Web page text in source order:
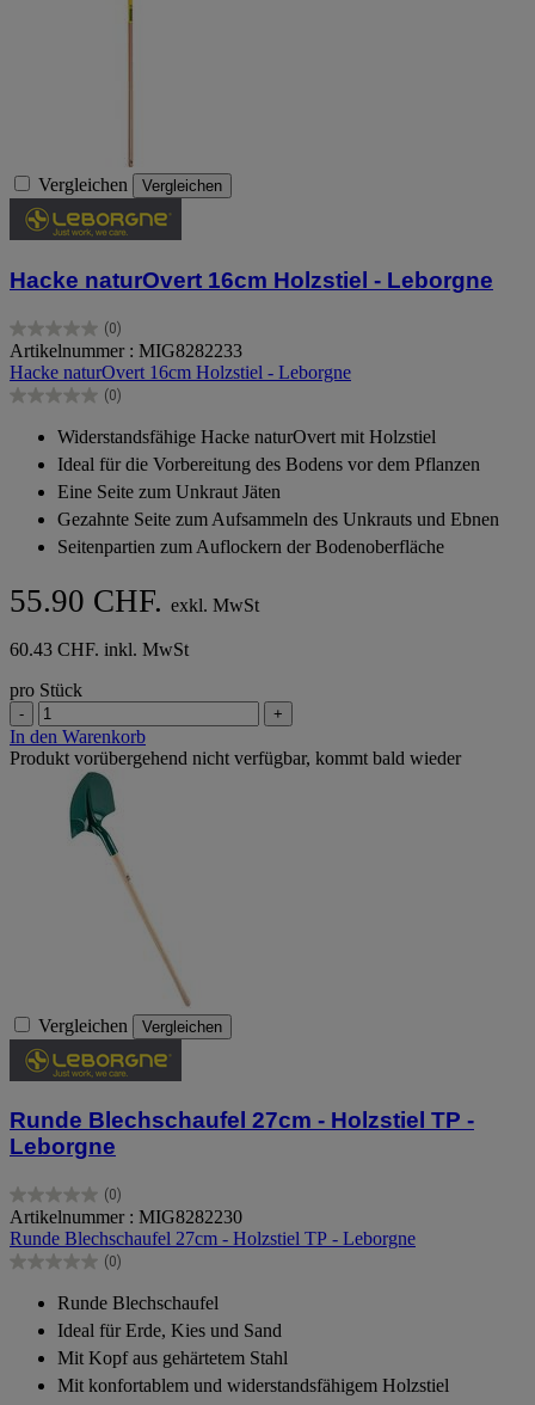
Vergleichen Vergleichen
Hacke naturOvert 16cm Holzstiel - Leborgne
(0)
0.0
von
5
Sternen.
Artikelnummer : MIG8282233
Hacke naturOvert 16cm Holzstiel - Leborgne
(0)
0.0
Sternen.
Widerstandsfähige Hacke naturOvert mit Holzstiel
Ideal für die Vorbereitung des Bodens vor dem Pflanzen
Eine Seite zum Unkraut Jäten
Gezahnte Seite zum Aufsammeln des Unkrauts und Ebnen
Seitenpartien zum Auflockern der Bodenoberfläche
55.90 CHF. exkl. MwSt
60.43 CHF. inkl. MwSt
pro Stück
- +
In den Warenkorb
Produkt vorübergehend nicht verfügbar, kommt bald wieder
Vergleichen Vergleichen
Runde Blechschaufel 27cm - Holzstiel TP -
Leborgne
(0)
0.0
von
5
Sternen.
Artikelnummer : MIG8282230
Runde Blechschaufel 27cm - Holzstiel TP - Leborgne
(0)
0.0
Sternen.
Runde Blechschaufel
Ideal für Erde, Kies und Sand
Mit Kopf aus gehärtetem Stahl
Mit konfortablem und widerstandsfähigem Holzstiel